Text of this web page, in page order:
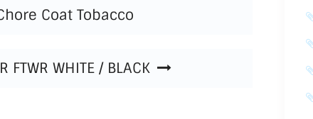
Coat Tobacco
WHITE / BLACK